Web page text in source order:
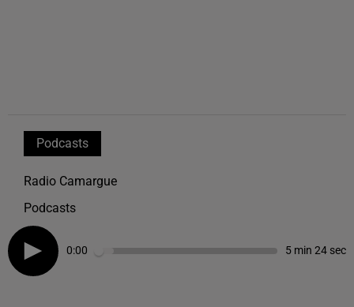
Podcasts
Radio Camargue
Podcasts
0:00 5 min 24 sec